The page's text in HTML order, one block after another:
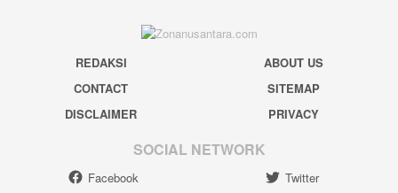
REDAKSI
ABOUT US
CONTACT
SITEMAP
DISCLAIMER
PRIVACY
SOCIAL NETWORK
Facebook
Twitter